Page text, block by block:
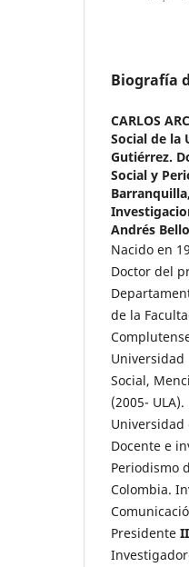
Biografía
CARLOS
Social de la
Gutiérrez.
Social y
Andrés
Nacido en
Doctor del
de la
Universidad
Social,
(2005-
Universidad
Docente e
Periodismo
Colombia.
Presidente